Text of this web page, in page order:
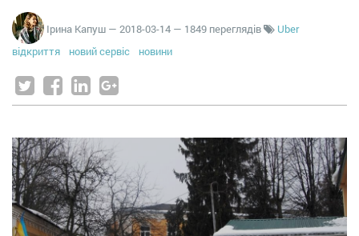
Ірина Капуш — 2018-03-14 — 1849 переглядів
Uber
відкриття
новий сервіс новини